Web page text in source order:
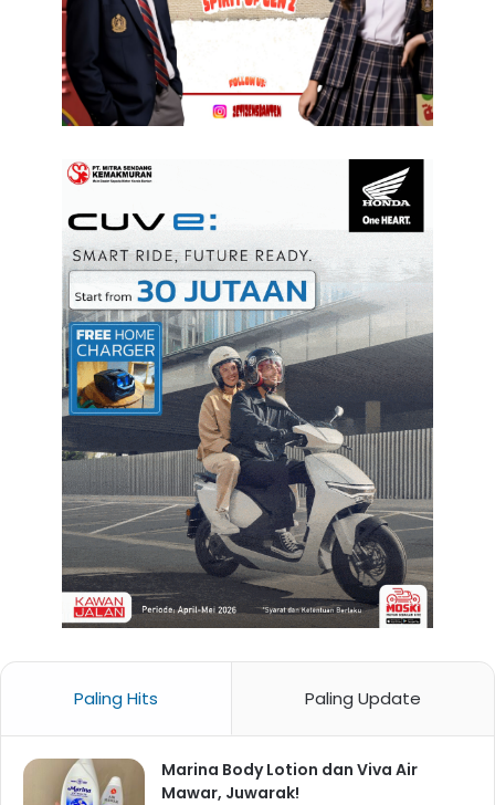
Paling Hits Paling Update
Marina Body Lotion dan Viva Air
Mawar, Juwarak!